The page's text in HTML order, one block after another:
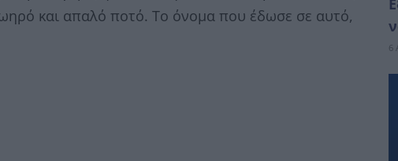
και απαλό ποτό. Το όνομα που έδωσε σε αυτό,
6